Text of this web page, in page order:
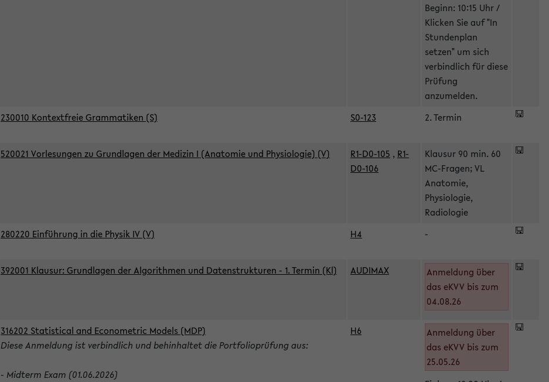
Beginn: 10:15 Uhr /
Klicken Sie auf "In
Stundenplan
setzen" um sich
verbindlich für diese
Prüfung
anzumelden.
230010 Kontextfreie Grammatiken (S) S0-123 2. Termin
520021 Vorlesungen zu Grundlagen der Medizin I (Anatomie und Physiologie) (V) R1-D0-105 , R1-
D0-106
Klausur 90 min. 60
MC-Fragen; VL
Anatomie,
Physiologie,
Radiologie
280220 Einführung in die Physik IV (V) H4 -
392001 Klausur: Grundlagen der Algorithmen und Datenstrukturen - 1. Termin (Kl) AUDIMAX
Anmeldung über
das eKVV bis zum
04.08.26
316202 Statistical and Econometric Models (MDP)
Diese Anmeldung ist verbindlich und behinhaltet die Portfolioprüfung aus:
- Midterm Exam (01.06.2026)
H6
Anmeldung über
das eKVV bis zum
25.05.26